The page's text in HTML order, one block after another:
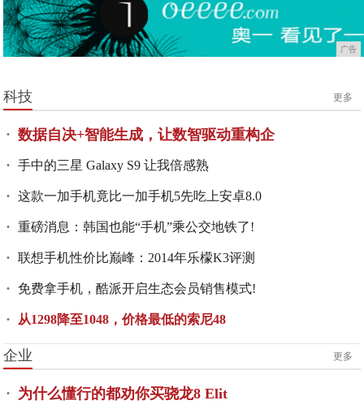
广告
科技 更多
数据自决+智能生成，让数智驱动重构企
手中的三星 Galaxy S9 让我倍感熟
这款一加手机竟比一加手机5先吃上安卓8.0
重磅消息：韩国也能“手机”乘公交地铁了!
联想手机性价比巅峰：2014年乐檬K3评测
免费拿手机，酷派开启生态会员销售模式!
从1298降至1048，价格最低的索尼48
企业 更多
为什么懂行的都劝你买骁龙8 Elit